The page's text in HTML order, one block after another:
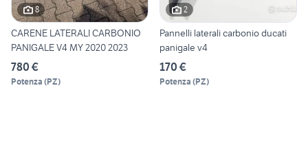
8
CARENE LATERALI CARBONIO
PANIGALE V4 MY 2020 2023
780 €
Potenza (PZ)
2
Pannelli laterali carbonio ducati
panigale v4
170 €
Potenza (PZ)